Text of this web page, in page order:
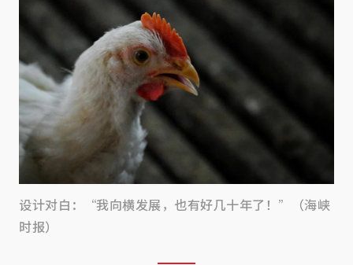
设计对白：“我向横发展，也有好几十年了！”（海峡
时报）